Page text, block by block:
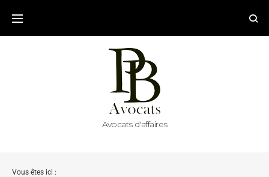
Avocats d'affaires
Vous êtes ici :